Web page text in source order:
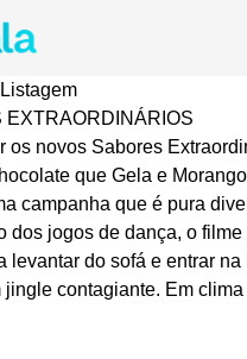
EXTRAORDINÁRIOS
os novos Sabores
que Gela e
campanha que é pura
dos jogos de dança, o
levantar do sofá e entrar
jingle contagiante. Em